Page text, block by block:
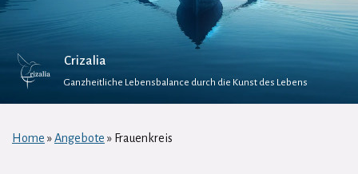
Crizalia
Ganzheitliche Lebensbalance durch die Kunst des Lebens
Home »Angebote » Frauenkreis